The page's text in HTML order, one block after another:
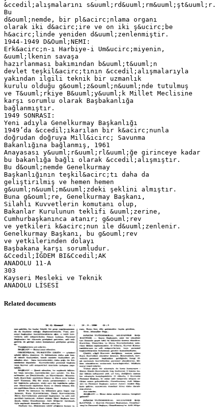
&ccedil;alışmalarını s&uuml;rd&uuml;rm&uuml;şt&uuml;r.
Bu
d&ouml;nemde, bir pl&acirc;nlama organı
olarak iki d&acirc;ire ve on iki ş&ucirc;be
h&acirc;linde yeniden d&uuml;zenlenmiştir.
1944-1949 D&Ouml;NEMI:
Erk&acirc;n-ı Harbiye-i Um&ucirc;miyenin,
&uuml;lkenin savaşa
hazırlanması bakımından b&uuml;t&uuml;n
devlet teşkil&acirc;tının &ccedil;alışmalarıyla
yakından ilgili teknik bir uzmanlık
kurulu olduğu g&ouml;z&ouml;n&uuml;nde tutulmuş
ve T&uuml;rkiye B&uuml;y&uuml;k Millet Meclisine
karşı sorumlu olarak Başbakanlığa
bağlanmıştır.
1949 SONRASI:
Yeni adıyla Genelkurmay Başkanlığı
1949’da &ccedil;ıkarılan bir k&acirc;nunla
doğrudan doğruya Mill&icirc; Savunma
Bakanlığına bağlanmış, 1961
Anayasası y&uuml;r&uuml;rl&uuml;ğe girinceye kadar
bu bakanlığa bağlı olarak &ccedil;alışmıştır.
Bu d&ouml;nemde Genelkurmay
Başkanlığının teşkil&acirc;tı daha da
geliştirilmiş ve hemen hemen
g&uuml;n&uuml;m&uuml;zdeki şeklini almıştır.
Buna g&ouml;re, Genelkurmay Başkanı,
Silahlı Kuvvetlerin komutanı olup,
Bakanlar Kurulunun teklifi &uuml;zerine,
Cumhurbaşkanınca atanır; g&ouml;rev
ve yetkileri k&acirc;nun ile d&uuml;zenlenir.
Genelkurmay Başkanı, bu g&ouml;rev
ve yetkilerinden dolayı
Başbakana karşı sorumludur.
&Ccedil;İĞDEM BI&Ccedil;AK
ANADOLU 11-A
303
Kayseri Mesleki ve Teknik
Related documents